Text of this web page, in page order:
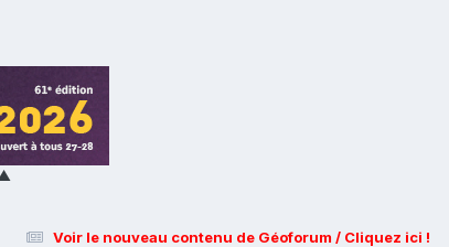
Voir le nouveau contenu de Géoforum / Cliquez ici !